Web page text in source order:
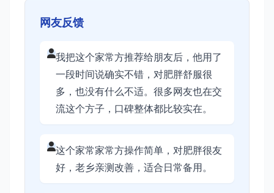
网友反馈
我把这个家常方推荐给朋友后，他用了
一段时间说确实不错，对肥胖舒服很
多，也没有什么不适。很多网友也在交
流这个方子，口碑整体都比较实在。
这个家常家常方操作简单，对肥胖很友
好，老乡亲测改善，适合日常备用。